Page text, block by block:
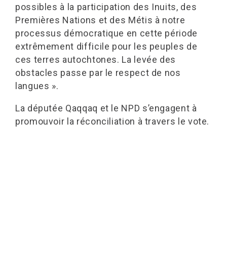
possibles à la participation des Inuits, des
Premières Nations et des Métis à notre
processus démocratique en cette période
extrêmement difficile pour les peuples de
ces terres autochtones. La levée des
obstacles passe par le respect de nos
langues ».
La députée Qaqqaq et le NPD s’engagent à
promouvoir la réconciliation à travers le vote.